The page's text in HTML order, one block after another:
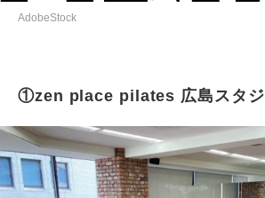
AdobeStock
①zen place pilates 広島スタジ